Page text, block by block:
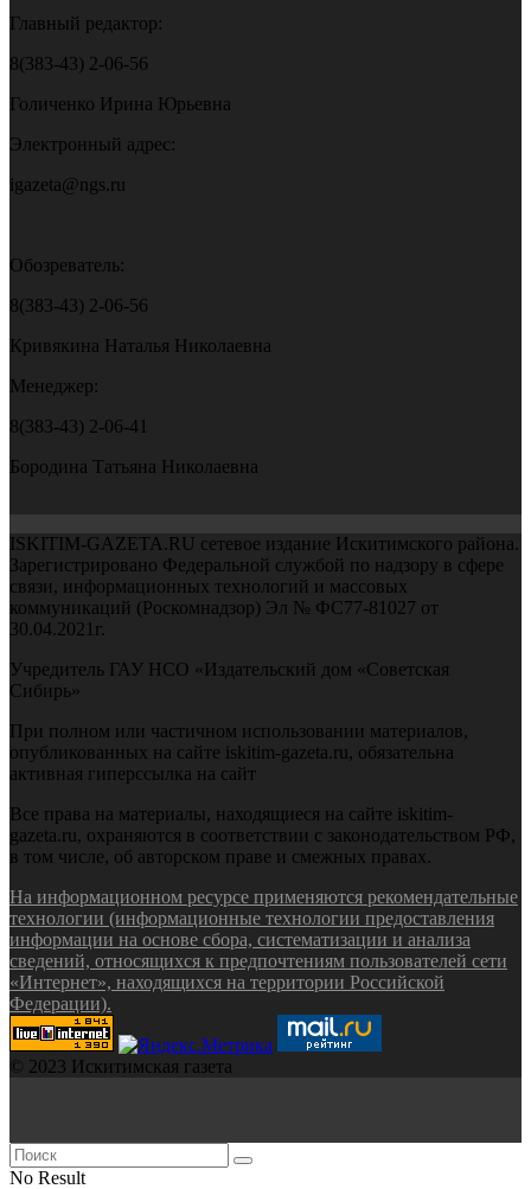
Главный редактор:
8(383-43) 2-06-56
Голиченко Ирина Юрьевна
Электронный адрес:
igazeta@ngs.ru
Обозреватель:
8(383-43) 2-06-56
Кривякина Наталья Николаевна
Менеджер:
8(383-43) 2-06-41
Бородина Татьяна Николаевна
ISKITIM-GAZETA.RU сетевое издание Искитимского района.
Зарегистрировано Федеральной службой по надзору в сфере
связи, информационных технологий и массовых
коммуникаций (Роскомнадзор) Эл № ФС77-81027 от
30.04.2021г.
Учредитель ГАУ НСО «Издательский дом «Советская
Сибирь»
При полном или частичном использовании материалов,
опубликованных на сайте iskitim-gazeta.ru, обязательна
активная гиперссылка на сайт
Все права на материалы, находящиеся на сайте iskitim-
gazeta.ru, охраняются в соответствии с законодательством РФ,
в том числе, об авторском праве и смежных правах.
На информационном ресурсе применяются рекомендательные
технологии (информационные технологии предоставления
информации на основе сбора, систематизации и анализа
сведений, относящихся к предпочтениям пользователей сети
«Интернет», находящихся на территории Российской
Федерации).
© 2023 Искитимская газета
No Result